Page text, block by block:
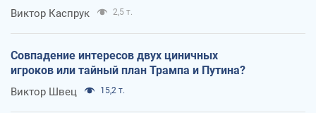
Виктор Каспрук 2,5 т.
Совпадение интересов двух циничных
игроков или тайный план Трампа и Путина?
Виктор Швец 15,2 т.